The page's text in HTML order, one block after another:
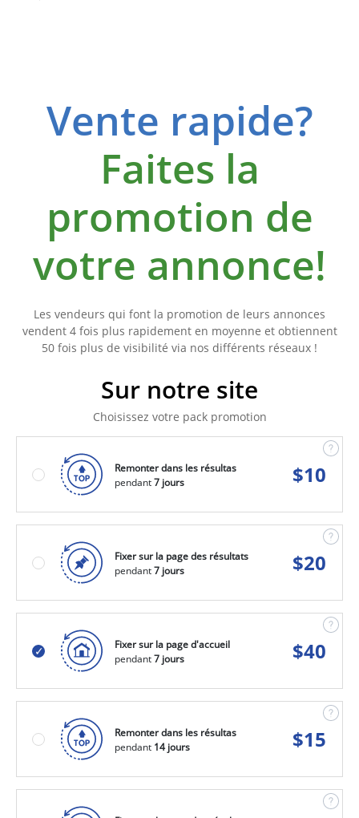
Vente rapide?
Faites la
promotion de
votre annonce!
Les vendeurs qui font la promotion de leurs annonces
vendent 4 fois plus rapidement en moyenne et obtiennent
50 fois plus de visibilité via nos différents réseaux !
Sur notre site
Choisissez votre pack promotion
Remonter dans les résultas
pendant7 jours $10
Fixer sur la page des résultats
pendant7 jours $20
Fixer sur la page d'accueil
pendant7 jours $40
Remonter dans les résultas
pendant 14 jours $15